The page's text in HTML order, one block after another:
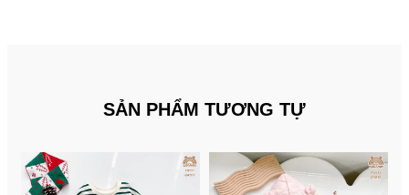
SẢN PHẨM TƯƠNG TỰ